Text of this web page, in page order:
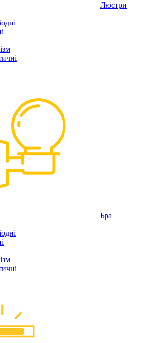
Люстри
Бра